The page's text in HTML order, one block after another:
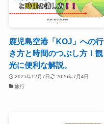
鹿児島空港「KOJ」への行
き方と時間のつぶし方！観
光に便利な解説。
2025年12月7日
2026年7月4日
旅行